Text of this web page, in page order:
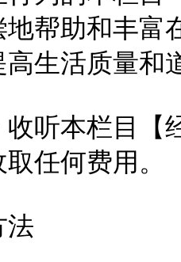
地帮助和丰富
高生活质量和
收听本栏目【
任何费用。
法